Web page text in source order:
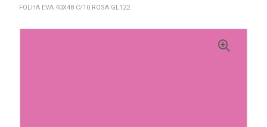
FOLHA EVA 40X48 C/10 ROSA GL122